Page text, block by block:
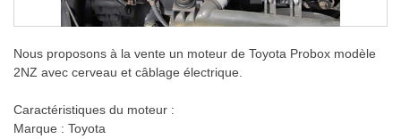
Nous proposons à la vente un moteur de Toyota Probox modèle
2NZ avec cerveau et câblage électrique.
Caractéristiques du moteur :
Marque : Toyota